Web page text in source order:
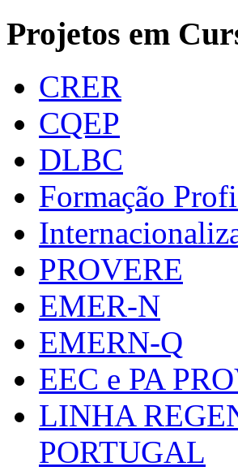
Projetos em
CRER
CQEP
DLBC
Formação
PROVERE
EMER-N
EMERN-Q
EEC e PA
LINHA
PORTUGAL